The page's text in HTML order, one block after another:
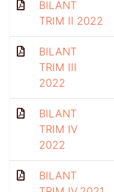
BILANT
TRIM II 2022
BILANT
TRIM III
2022
BILANT
TRIM IV
2022
BILANT